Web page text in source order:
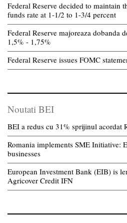
Federal Reserve decided to maintain
funds rate at 1-1/2 to 1-3/4 percent
Federal Reserve majoreaza dobanda
1,5% - 1,75%
Federal Reserve issues FOMC
Noutati BEI
BEI a redus cu 31% sprijinul acordat
Romania implements SME Initiative:
businesses
European Investment Bank (EIB) is
Agricover Credit IFN